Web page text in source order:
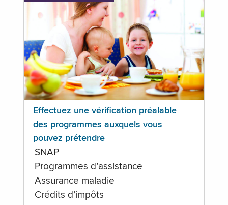
Effectuez une vérification préalable
des programmes auxquels vous
pouvez prétendre
SNAP
Programmes d’assistance
Assurance maladie
Crédits d’impôts